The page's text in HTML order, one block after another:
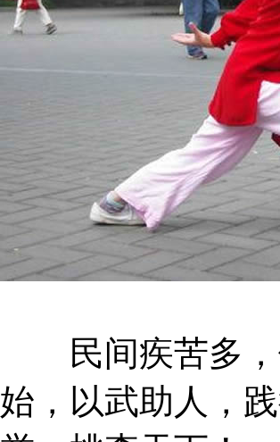
民间疾苦多，
始，以武助人，